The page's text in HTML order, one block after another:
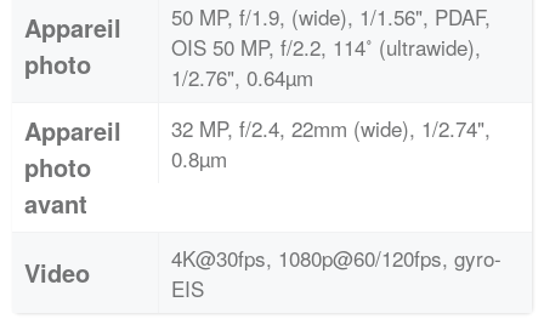
Appareil
photo
50 MP, f/1.9, (wide), 1/1.56", PDAF,
OIS 50 MP, f/2.2, 114˚ (ultrawide),
1/2.76", 0.64µm
Appareil
photo
avant
32 MP, f/2.4, 22mm (wide), 1/2.74",
0.8µm
Video
4K@30fps, 1080p@60/120fps, gyro-
EIS